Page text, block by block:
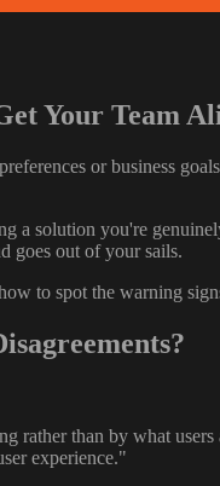
Your Team
or business
a solution you're
goes out of your sails.
to spot the warning
rather than by what
experience."